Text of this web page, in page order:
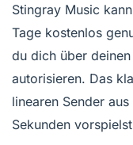
Stingray Music
Tage kostenlos
du dich über
autorisieren. Das
linearen Sender
Sekunden